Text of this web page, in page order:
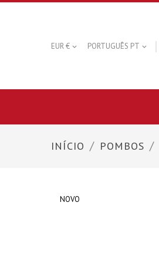
EUR €  PORTUGUÊS PT 
INÍCIO POMBOS
NOVO